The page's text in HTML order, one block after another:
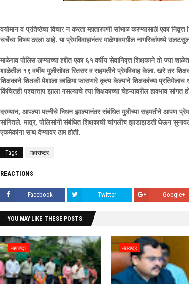
वयोमान व प्रतिष्ठेचा विचार न करता म्हातारपणी सांभाळ करण्यासाठी एका
चर्चेचा विषय ठरला आहे. या प्रेमविवाहानंतर माळेगावमधील नागरिकांमध्ये
माळेगाव पोलिस ठाण्याच्या हद्दीत एका ६१ वर्षीय सेवानिवृत्त शिक्षकाने तो ज्या
शाळेतील १९ वर्षीय मुलीसोबत रितसर व सहमतीने प्रेमविवाह केला. खरे तर
शिक्षकाने शिक्षकी पेशाला काळिमा फासणारे कृत्य केल्याने शिक्षकांच्या
किंचितही पश्चात्ताप झाला नसल्याचे त्या शिक्षकाच्या चेहऱ्यावरील हावभाव सांगत
दरम्यान, आपल्या पत्नीचे निधन झाल्यानंतर संबंधित मुलीच्या सहमतीने आपण
सांगितले. मात्र, पोलिसांनी संबंधित शिक्षकाची चांगलीच झाडाझडती घेऊन
एकमेकांना साथ देण्यावर ठाम होती.
Tags महाराष्ट्र
REACTIONS
Facebook Twitter Google+
YOU MAY LIKE THESE POSTS
महाराष्ट्र महाराष्ट्र